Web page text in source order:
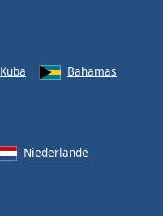
Kuba
Bahamas
Niederlande